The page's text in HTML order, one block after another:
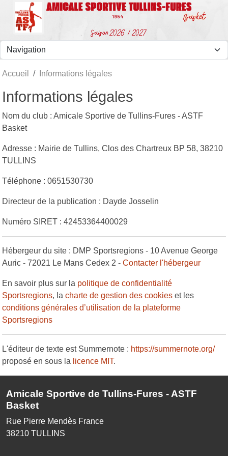
Accueil Informations légales
Informations légales
Nom du club : Amicale Sportive de Tullins-Fures - ASTF
Basket
Adresse : Mairie de Tullins, Clos des Chartreux BP 58, 38210
TULLINS
Téléphone : 0651530730
Directeur de la publication : Dayde Josselin
Numéro SIRET : 42453364400029
Hébergeur du site : DMP Sportsregions - 10 Avenue George
Auric - 72021 Le Mans Cedex 2 - Contacter l'hébergeur
En savoir plus sur la politique de confidentialité
Sportsregions, la charte de gestion des cookies et les
conditions générales d’utilisation de la plateforme
Sportsregions
L'éditeur de texte est Summernote : https://summernote.org/
proposé en sous la licence MIT.
Amicale Sportive de Tullins-Fures - ASTF
Basket
Rue Pierre Mendès France
38210 TULLINS
Panneau de gestion des cookies